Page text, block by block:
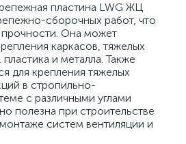
пластина LWG ЖЦ
сборочных работ, что
Она может
каркасов, тяжелых
и металла. Также
для крепления тяжелых
в стропильно-
с различными углами
полезна при строительстве
систем вентиляции и